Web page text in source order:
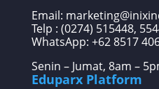
Email:
Telp : (0274) 515448,
WhatsApp: +62 8517
Senin – Jumat, 8am –
Eduparx Platform